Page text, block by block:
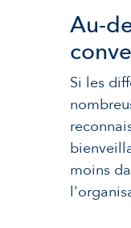
Au-
Si les
moins